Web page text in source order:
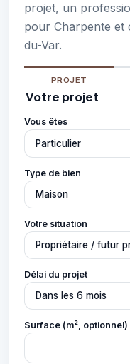
projet, un
pour Charpente et
du-Var.
PROJET
Votre projet
Vous êtes
Type de bien
Votre situation
Délai du projet
Surface (m², optionnel)